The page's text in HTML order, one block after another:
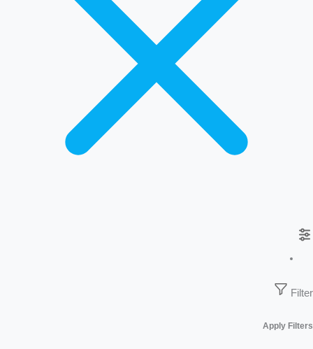
Filter
Apply Filters